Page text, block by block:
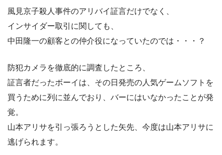
風見京子殺人事件のアリバイ証言だけでなく、
インサイダー取引に関しても、
中田隆一の顧客との仲介役になっていたのでは・・・？
防犯カメラを徹底的に調査したところ、
証言者だったボーイは、その日発売の人気ゲームソフトを
買うために列に並んでおり、バーにはいなかったことが発
覚。
山本アリサを引っ張ろうとした矢先、今度は山本アリサに
逃げられます。